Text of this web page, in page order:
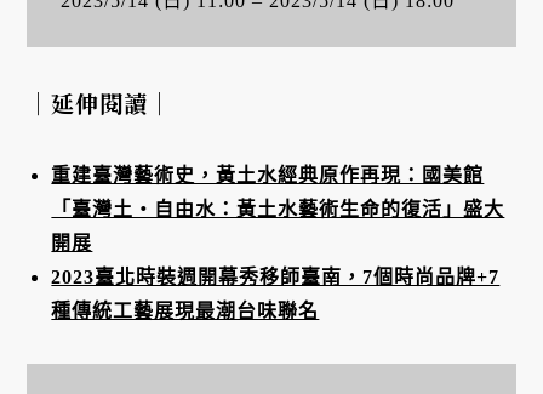
｜延伸閱讀｜
重建臺灣藝術史，黃土水經典原作再現：國美館
「臺灣土・自由水：黃土水藝術生命的復活」盛大
開展
2023臺北時裝週開幕秀移師臺南，7個時尚品牌+7
種傳統工藝展現最潮台味聯名